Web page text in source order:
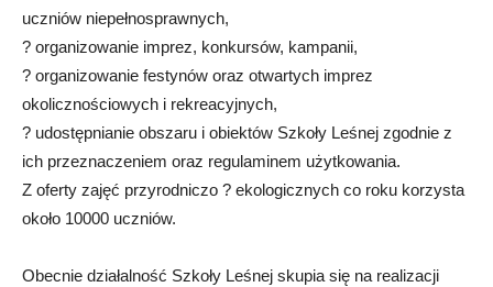
uczniów niepełnosprawnych,
? organizowanie imprez, konkursów, kampanii,
? organizowanie festynów oraz otwartych imprez
okolicznościowych i rekreacyjnych,
? udostępnianie obszaru i obiektów Szkoły Leśnej zgodnie z
ich przeznaczeniem oraz regulaminem użytkowania.
Z oferty zajęć przyrodniczo ? ekologicznych co roku korzysta
około 10000 uczniów.
Obecnie działalność Szkoły Leśnej skupia się na realizacji